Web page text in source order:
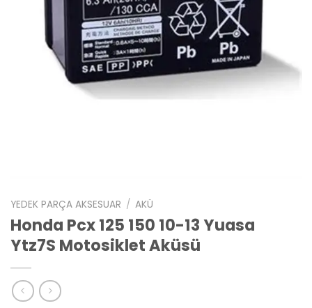
YEDEK PARÇA AKSESUAR / AKÜ
Honda Pcx 125 150 10-13 Yuasa
Ytz7S Motosiklet Aküsü